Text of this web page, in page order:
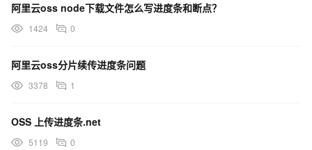
阿里云oss node下载文件怎么写进度条和断点？
1424 0
阿里云oss分片续传进度条问题
3378 1
OSS 上传进度条.net
5119 0